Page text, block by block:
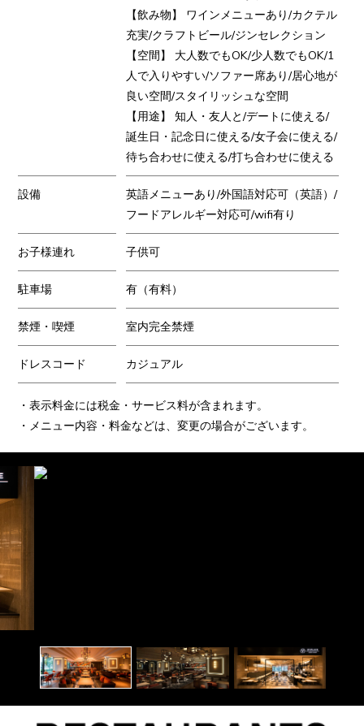
【飲み物】 ワインメニューあり/カクテル
充実/クラフトビール/ジンセレクション
【空間】 大人数でもOK/少人数でもOK/1
人で入りやすい/ソファー席あり/居心地が
良い空間/スタイリッシュな空間
【用途】 知人・友人と/デートに使える/
誕生日・記念日に使える/女子会に使える/
待ち合わせに使える/打ち合わせに使える
設備
英語メニューあり/外国語対応可（英語）/
フードアレルギー対応可/wifi有り
お子様連れ 子供可
駐車場 有（有料）
禁煙・喫煙 室内完全禁煙
ドレスコード カジュアル
・表示料金には税金・サービス料が含まれます。
・メニュー内容・料金などは、変更の場合がございます。